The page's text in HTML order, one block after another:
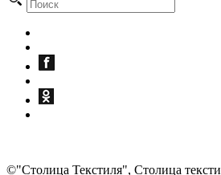
©"Столица Текстиля", Столица